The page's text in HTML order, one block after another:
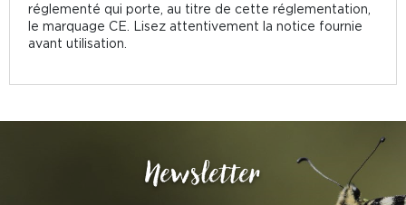
réglementé qui porte, au titre de cette réglementation,
le marquage CE. Lisez attentivement la notice fournie
avant utilisation.
Newsletter